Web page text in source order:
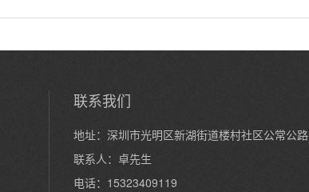
联系我们
地址：深圳市光明区新湖街道楼村社区公常公路
联系人：卓先生
电话：15323409119